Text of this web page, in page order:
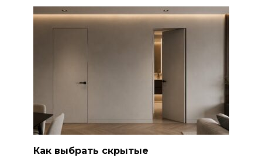
Как выбрать скрытые